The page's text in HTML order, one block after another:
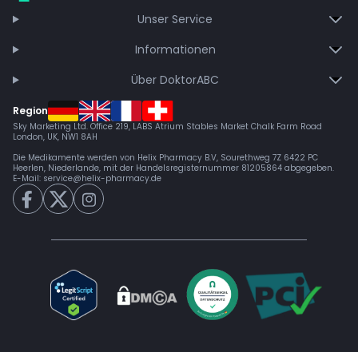
Unser Service
Informationen
Über DoktorABC
Region
Sky Marketing Ltd. Office 219, LABS Atrium Stables Market Chalk Farm Road
London, UK, NW1 8AH
Die Medikamente werden von Helix Pharmacy B.V, Sourethweg 7Z 6422 PC
Heerlen, Niederlande, mit der Handelsregisternummer 81205864 abgegeben.
E-Mail: service@helix-pharmacy.de